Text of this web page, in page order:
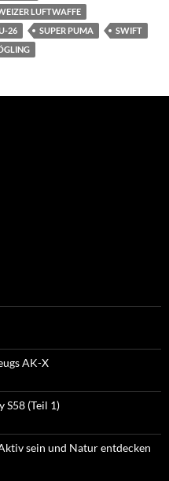
LUFTWAFFE
26 SUPER PUMA
SWIFT
AK-X
S58 (Teil 1)
sein und Natur entdecken